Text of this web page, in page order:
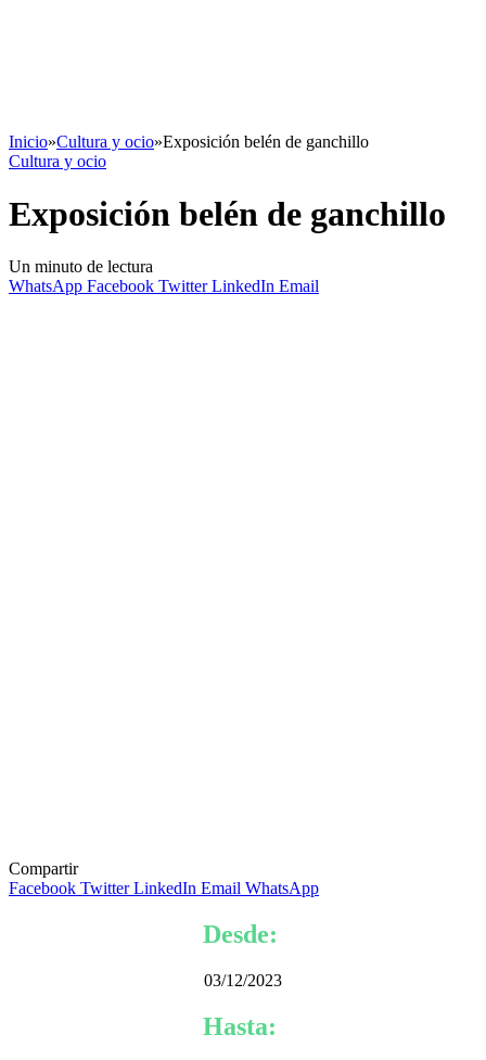
Inicio»Cultura y ocio»Exposición belén de ganchillo
Cultura y ocio
Exposición belén de ganchillo
Un minuto de lectura
WhatsApp Facebook Twitter LinkedIn Email
Compartir
Facebook Twitter LinkedIn Email WhatsApp
Desde:
03/12/2023
Hasta: